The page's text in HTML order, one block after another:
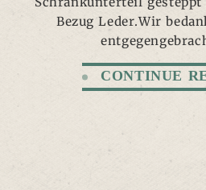
Bezug Leder.Wir
CONTINUE